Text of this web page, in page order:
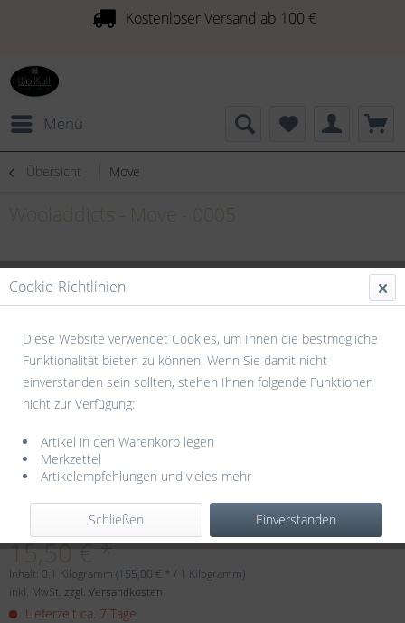
Kostenloser Versand ab 100 €
Menü
Übersicht Move
Dieser Artikel steht derzeit nicht zur Verfügung!
15,50 € *
Inhalt: 0.1 Kilogramm (155,00 € * / 1 Kilogramm)
inkl. MwSt. zzgl. Versandkosten
Lieferzeit ca. 7 Tage
Cookie-Richtlinien
Diese Website verwendet Cookies, um Ihnen die bestmögliche
Funktionalität bieten zu können. Wenn Sie damit nicht
einverstanden sein sollten, stehen Ihnen folgende Funktionen
nicht zur Verfügung:
Artikel in den Warenkorb legen
Merkzettel
Artikelempfehlungen und vieles mehr
Einverstanden
Schließen